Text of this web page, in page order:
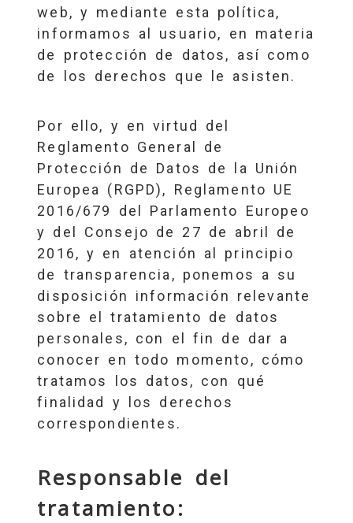
web, y mediante esta política,
informamos al usuario, en materia
de protección de datos, así como
de los derechos que le asisten.
Por ello, y en virtud del
Reglamento General de
Protección de Datos de la Unión
Europea (RGPD), Reglamento UE
2016/679 del Parlamento Europeo
y del Consejo de 27 de abril de
2016, y en atención al principio
de transparencia, ponemos a su
disposición información relevante
sobre el tratamiento de datos
personales, con el fin de dar a
conocer en todo momento, cómo
tratamos los datos, con qué
finalidad y los derechos
correspondientes.
Responsable del
tratamiento: